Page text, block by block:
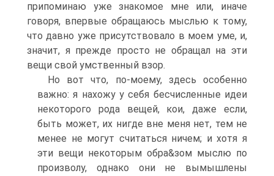
припоминаю уже знакомое мне или, иначе
говоря, впервые обращаюсь мыслью к тому,
что давно уже присутствовало в моем уме, и,
значит, я прежде просто не обращал на эти
вещи свой умственный взор.
Но вот что, по-моему, здесь особенно
важно: я нахожу у себя бесчисленные идеи
некоторого рода вещей, кои, даже если,
быть может, их нигде вне меня нет, тем не
менее не могут считаться ничем; и хотя я
эти вещи некоторым обра&зом мыслю по
произволу, однако они не вымышлены